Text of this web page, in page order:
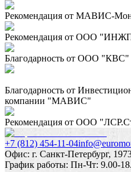
Рекомендация от МАВИС-
Рекомендация от ООО
Благодарность от ООО "КВС"
Благодарность от
компании "МАВИС"
Рекомендация от ООО
+7 (812) 454-11-04
Офис: г. Санкт-Петербург,
График работы: Пн-Чт: 9.00-